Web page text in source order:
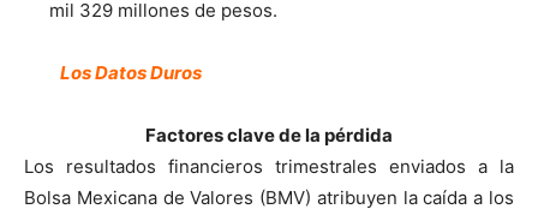
mil 329 millones de pesos.
Los Datos Duros
Factores clave de la pérdida
Los resultados financieros trimestrales enviados a la
Bolsa Mexicana de Valores (BMV) atribuyen la caída a los